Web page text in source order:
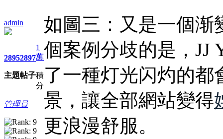
admin
2895
主題
2897
帖子
1
萬
積
分
管理員
如圖三：又是一個渐
個案例分歧的是，JJ
了一種灯光闪灼的都
景，讓全部網站變得
更浪漫舒服。